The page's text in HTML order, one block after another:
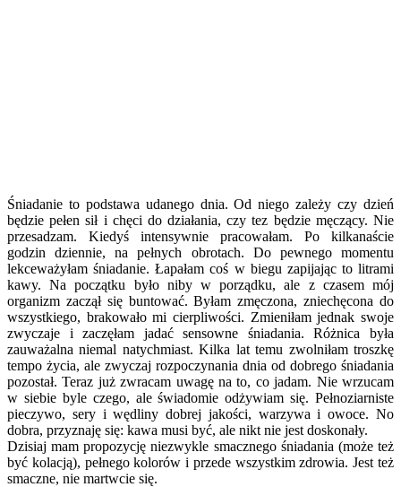
Śniadanie to podstawa udanego dnia. Od niego zależy czy dzień
będzie pełen sił i chęci do działania, czy tez będzie męczący. Nie
przesadzam. Kiedyś intensywnie pracowałam. Po kilkanaście
godzin dziennie, na pełnych obrotach. Do pewnego momentu
lekceważyłam śniadanie. Łapałam coś w biegu zapijając to litrami
kawy. Na początku było niby w porządku, ale z czasem mój
organizm zaczął się buntować. Byłam zmęczona, zniechęcona do
wszystkiego, brakowało mi cierpliwości. Zmieniłam jednak swoje
zwyczaje i zaczęłam jadać sensowne śniadania. Różnica była
zauważalna niemal natychmiast. Kilka lat temu zwolniłam troszkę
tempo życia, ale zwyczaj rozpoczynania dnia od dobrego śniadania
pozostał. Teraz już zwracam uwagę na to, co jadam. Nie wrzucam
w siebie byle czego, ale świadomie odżywiam się. Pełnoziarniste
pieczywo, sery i wędliny dobrej jakości, warzywa i owoce. No
dobra, przyznaję się: kawa musi być, ale nikt nie jest doskonały.
Dzisiaj mam propozycję niezwykle smacznego śniadania (może też
być kolacją), pełnego kolorów i przede wszystkim zdrowia. Jest też
smaczne, nie martwcie się.